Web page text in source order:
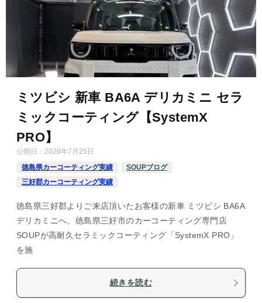
ミツビシ 新車 BA6A デリカミニ セラ
ミックコーティング【SystemX
PRO】
公開日： 2026年7月25日
徳島県カーコーティング実績
SOUPブログ
三好郡カーコーティング実績
徳島県三好郡よりご来店頂いたお客様の新車 ミツビシ BA6A
デリカミニへ、徳島県三好市のカーコーティング専門店
SOUPが高耐久セラミックコーティング「SystemX PRO」
を施
続きを読む